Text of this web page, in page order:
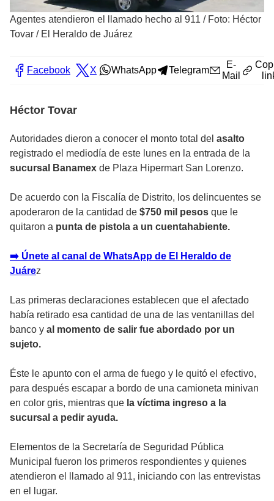
Agentes atendieron el llamado hecho al 911 / Foto: Héctor
Tovar / El Heraldo de Juárez
Facebook X WhatsApp Telegram
E-
Mail
Héctor Tovar
Autoridades dieron a conocer el monto total del asalto
registrado el mediodía de este lunes en la entrada de la
sucursal Banamex de Plaza Hipermart San Lorenzo.
De acuerdo con la Fiscalía de Distrito, los delincuentes se
apoderaron de la cantidad de $750 mil pesos que le
quitaron a punta de pistola a un cuentahabiente.
➡️ Únete al canal de WhatsApp de El Heraldo de
Juárez
Las primeras declaraciones establecen que el afectado
había retirado esa cantidad de una de las ventanillas del
banco y al momento de salir fue abordado por un
sujeto.
Éste le apunto con el arma de fuego y le quitó el efectivo,
para después escapar a bordo de una camioneta minivan
en color gris, mientras que la víctima ingreso a la
sucursal a pedir ayuda.
Elementos de la Secretaría de Seguridad Pública
Municipal fueron los primeros respondientes y quienes
atendieron el llamado al 911, iniciando con las entrevistas
en el lugar.